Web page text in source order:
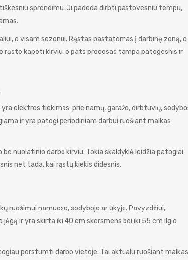
sprendimu. Ji padeda dirbti pastovesniu tempu,
o visam sezonui. Rąstas pastatomas į darbinę zoną, o
rąsto kapoti kirviu, o pats procesas tampa patogesnis ir
elektros tiekimas: prie namų, garažo, dirbtuvių,
ir yra patogi periodiniam darbui ruošiant malkas
nuolatinio darbo kirviu. Tokia skaldyklė leidžia patogiai
net tada, kai rąstų kiekis didesnis.
ruošimui namuose, sodyboje ar ūkyje. Pavyzdžiui,
ir yra skirta iki 40 cm skersmens bei iki 55 cm ilgio
perstumti darbo vietoje. Tai aktualu ruošiant malkas